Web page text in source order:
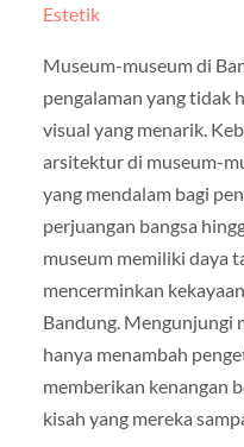
Estetik
Museum-museum di
pengalaman yang tidak
visual yang menarik.
arsitektur di museum-
yang mendalam bagi
perjuangan bangsa
museum memiliki daya
mencerminkan
Bandung. Mengunjungi
hanya menambah
memberikan kenangan
kisah yang mereka